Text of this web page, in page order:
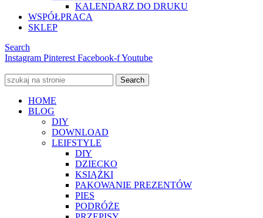
KALENDARZ DO DRUKU
WSPÓŁPRACA
SKLEP
Search
Instagram Pinterest Facebook-fYoutube
Search
HOME
BLOG
DIY
DOWNLOAD
LEIFSTYLE
DIY
DZIECKO
KSIĄŻKI
PAKOWANIE PREZENTÓW
PIES
PODRÓŻE